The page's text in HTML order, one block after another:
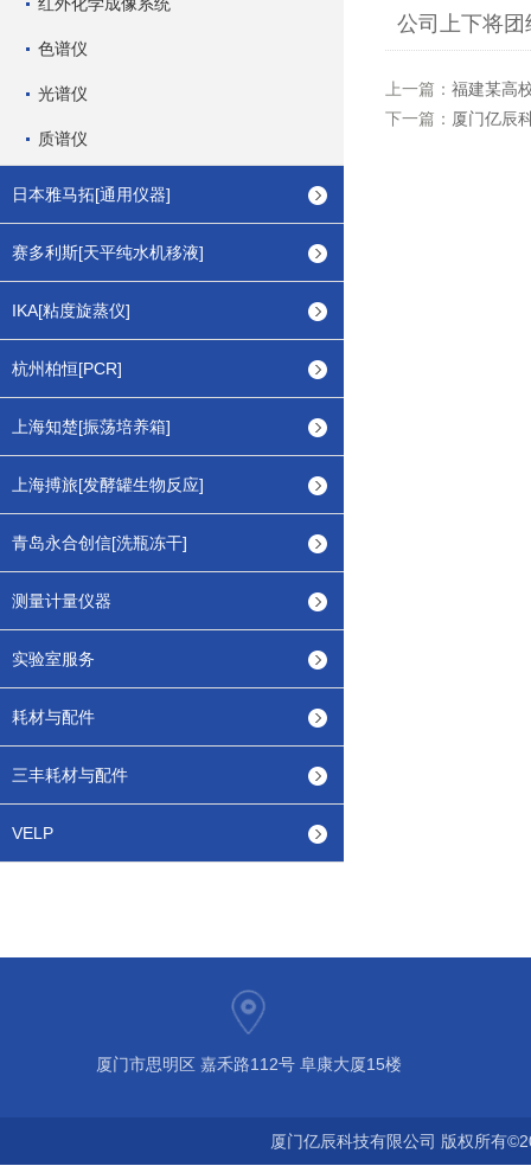
色谱仪
光谱仪
质谱仪
日本雅马拓[通用仪器]
赛多利斯[天平纯水机移液]
IKA[粘度旋蒸仪]
杭州柏恒[PCR]
上海知楚[振荡培养箱]
上海搏旅[发酵罐生物反应]
青岛永合创信[洗瓶冻干]
测量计量仪器
实验室服务
耗材与配件
三丰耗材与配件
VELP
公司上下将
上一篇： 福建某高
下一篇： 厦门亿辰
厦门市思明区 嘉禾路112号 阜康大厦15楼
厦门亿辰科技有限公司 版权所有